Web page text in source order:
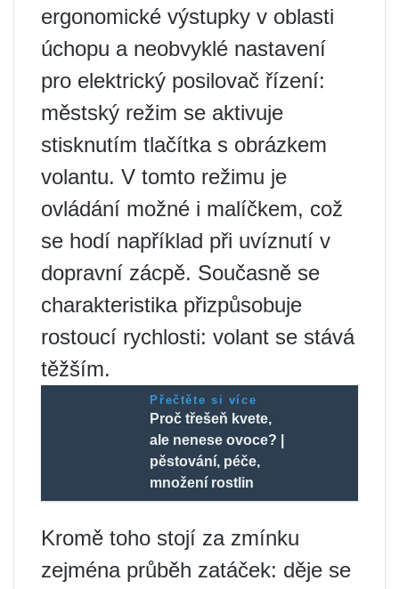
ergonomické výstupky v oblasti
úchopu a neobvyklé nastavení
pro elektrický posilovač řízení:
městský režim se aktivuje
stisknutím tlačítka s obrázkem
volantu. V tomto režimu je
ovládání možné i malíčkem, což
se hodí například při uvíznutí v
dopravní zácpě. Současně se
charakteristika přizpůsobuje
rostoucí rychlosti: volant se stává
těžším.
Přečtěte si více
Proč třešeň kvete,
ale nenese ovoce? |
pěstování, péče,
množení rostlin
Kromě toho stojí za zmínku
zejména průběh zatáček: děje se